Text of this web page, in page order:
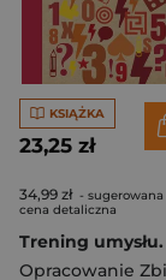
KSIĄŻKA
23,25 zł
34,99 zł - sugerowana
cena detaliczna